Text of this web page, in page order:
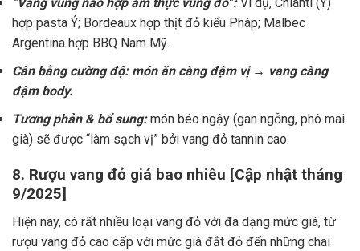
“Vang vùng nào hợp ẩm thực vùng đó”:Ví dụ, Chianti (Ý)
hợp pasta Ý; Bordeaux hợp thịt đỏ kiểu Pháp; Malbec
Argentina hợp BBQ Nam Mỹ.
Cân bằng cường độ: món ăn càng đậm vị → vang càng
đậm body.
Tương phản & bổ sung:món béo ngậy (gan ngỗng, phô mai
già) sẽ được “làm sạch vị” bởi vang đỏ tannin cao.
8. Rượu vang đỏ giá bao nhiêu [Cập nhật tháng
9/2025]
Hiện nay, có rất nhiều loại vang đỏ với đa dạng mức giá, từ
rượu vang đỏ cao cấp với mức giá đắt đỏ đến những chai